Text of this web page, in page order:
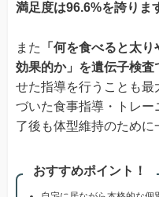
満足度は96.6%を誇りま
また
「何を食べると太
効果的か」を遺伝子検査
せた指導を行うことも
づいた食事指導・トレ
了後も体型維持のために
おすすめポイント！